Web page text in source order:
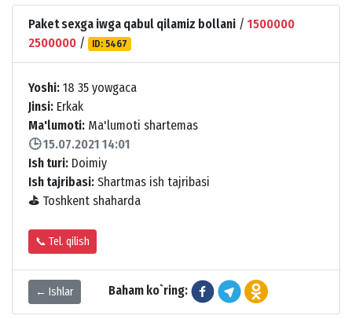
Paket sexga iwga qabul qilamiz bollani / 1500000
2500000 / ID: 5467
Yoshi: 18 35 yowgaca
Jinsi: Erkak
Ma'lumoti: Ma'lumoti shartemas
🕒 15.07.2021 14:01
Ish turi: Doimiy
Ish tajribasi: Shartmas ish tajribasi
⛳ Toshkent shaharda
📞 Tel. qilish
← Ishlar Baham ko`ring: